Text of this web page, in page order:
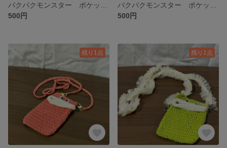
500円
500円
残り1点 残り1点